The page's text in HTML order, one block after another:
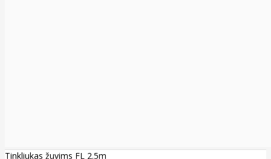
Tinkliukas žuvims FL 2.5m